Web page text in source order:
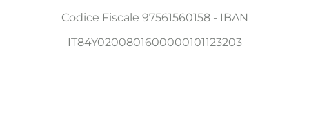
Codice Fiscale 97561560158 - IBAN
IT84Y0200801600000101123203